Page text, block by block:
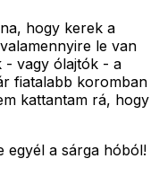
hogy kerek a
le van
- vagy ólajtók - a
fiatalabb koromban
kattantam rá, hogy
egyél a sárga hóból!